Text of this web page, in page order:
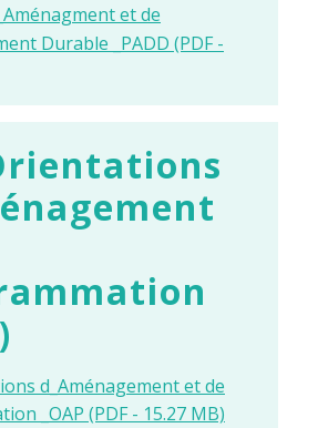
et de
Durable _PADD (PDF -
d_Aménagement et de
_OAP (PDF - 15.27 MB)